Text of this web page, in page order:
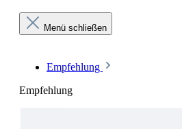
Menü schließen
Empfehlung
Empfehlung